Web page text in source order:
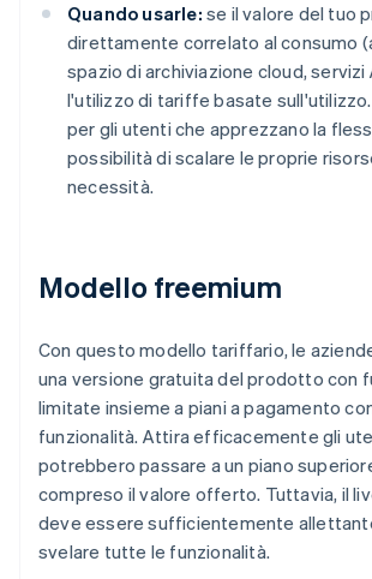
Quando usarle: se il valore del tuo
direttamente correlato al consumo
spazio di archiviazione cloud, servizi
l'utilizzo di tariffe basate sull'utilizzo.
per gli utenti che apprezzano la
possibilità di scalare le proprie
necessità.
Modello freemium
Con questo modello tariffario, le
una versione gratuita del prodotto con
limitate insieme a piani a pagamento
funzionalità. Attira efficacemente gli
potrebbero passare a un piano
compreso il valore offerto. Tuttavia, il
deve essere sufficientemente
svelare tutte le funzionalità.